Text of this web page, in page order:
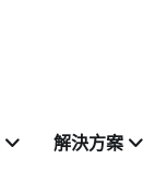
解決方案